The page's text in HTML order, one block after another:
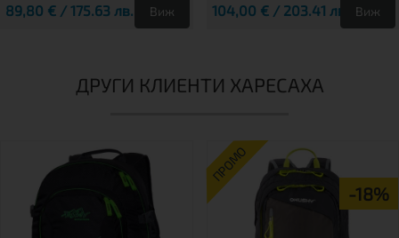
89,80 € / 175.63 лв. Виж 104,00 € / 203.41 лв. Виж
ДРУГИ КЛИЕНТИ ХАРЕСАХА
ПРОМО
-18%